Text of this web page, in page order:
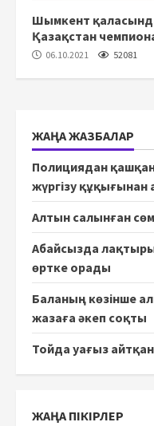
Шымкент
Қазақстан
06.10.2021 52081
ЖАҢА ЖАЗБАЛАР
Полициядан қашқан
жүргізу
Алтын салынған
Абайсызда
өртке орады
Баланың көзінше
жазаға әкеп соқты
Тойда уағыз
ЖАҢА ПІКІРЛЕР